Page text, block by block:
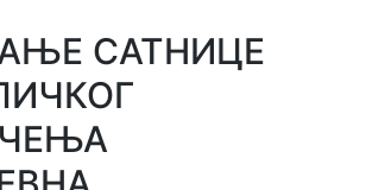
САТНИЦЕ